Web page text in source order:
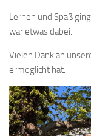
Lernen und Spaß
war etwas dabei.
Vielen Dank an
ermöglicht hat.